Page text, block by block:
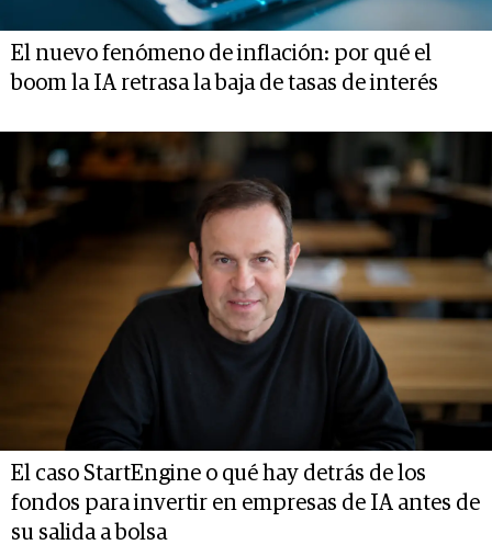
El nuevo fenómeno de inflación: por qué el
boom la IA retrasa la baja de tasas de interés
El caso StartEngine o qué hay detrás de los
fondos para invertir en empresas de IA antes de
su salida a bolsa